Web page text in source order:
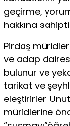
geçirme,
hakkına
Pirdaş
ve adap
bulunur ve
tarikat ve
eleştirirler.
müridlerine